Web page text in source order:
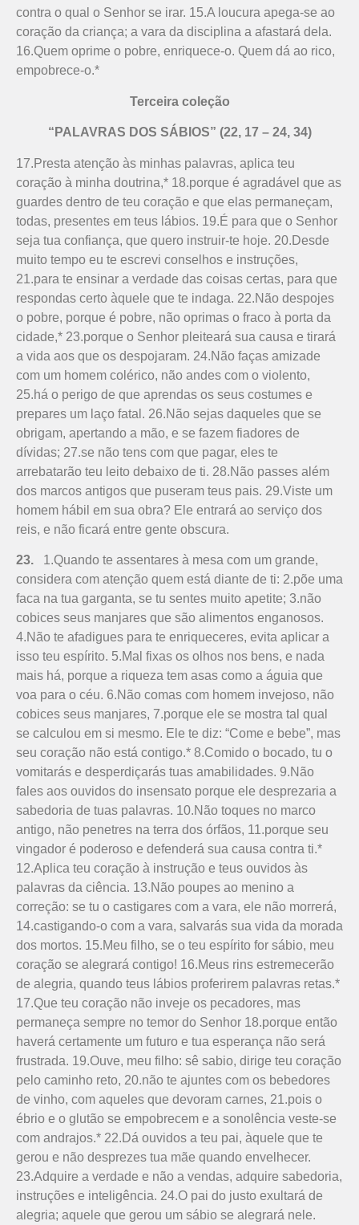
contra o qual o Senhor se irar. 15.A loucura apega-se ao
coração da criança; a vara da disciplina a afastará dela.
16.Quem oprime o pobre, enriquece-o. Quem dá ao rico,
empobrece-o.*
Terceira coleção
“PALAVRAS DOS SÁBIOS” (22, 17 – 24, 34)
17.Presta atenção às minhas palavras, aplica teu
coração à minha doutrina,* 18.porque é agradável que as
guardes dentro de teu coração e que elas permaneçam,
todas, presentes em teus lábios. 19.É para que o Senhor
seja tua confiança, que quero instruir-te hoje. 20.Desde
muito tempo eu te escrevi conselhos e instruções,
21.para te ensinar a verdade das coisas certas, para que
respondas certo àquele que te indaga. 22.Não despojes
o pobre, porque é pobre, não oprimas o fraco à porta da
cidade,* 23.porque o Senhor pleiteará sua causa e tirará
a vida aos que os despojaram. 24.Não faças amizade
com um homem colérico, não andes com o violento,
25.há o perigo de que aprendas os seus costumes e
prepares um laço fatal. 26.Não sejas daqueles que se
obrigam, apertando a mão, e se fazem fiadores de
dívidas; 27.se não tens com que pagar, eles te
arrebatarão teu leito debaixo de ti. 28.Não passes além
dos marcos antigos que puseram teus pais. 29.Viste um
homem hábil em sua obra? Ele entrará ao serviço dos
reis, e não ficará entre gente obscura.
23. 1.Quando te assentares à mesa com um grande,
considera com atenção quem está diante de ti: 2.põe uma
faca na tua garganta, se tu sentes muito apetite; 3.não
cobices seus manjares que são alimentos enganosos.
4.Não te afadigues para te enriqueceres, evita aplicar a
isso teu espírito. 5.Mal fixas os olhos nos bens, e nada
mais há, porque a riqueza tem asas como a águia que
voa para o céu. 6.Não comas com homem invejoso, não
cobices seus manjares, 7.porque ele se mostra tal qual
se calculou em si mesmo. Ele te diz: “Come e bebe”, mas
seu coração não está contigo.* 8.Comido o bocado, tu o
vomitarás e desperdiçarás tuas amabilidades. 9.Não
fales aos ouvidos do insensato porque ele desprezaria a
sabedoria de tuas palavras. 10.Não toques no marco
antigo, não penetres na terra dos órfãos, 11.porque seu
vingador é poderoso e defenderá sua causa contra ti.*
12.Aplica teu coração à instrução e teus ouvidos às
palavras da ciência. 13.Não poupes ao menino a
correção: se tu o castigares com a vara, ele não morrerá,
14.castigando-o com a vara, salvarás sua vida da morada
dos mortos. 15.Meu filho, se o teu espírito for sábio, meu
coração se alegrará contigo! 16.Meus rins estremecerão
de alegria, quando teus lábios proferirem palavras retas.*
17.Que teu coração não inveje os pecadores, mas
permaneça sempre no temor do Senhor 18.porque então
haverá certamente um futuro e tua esperança não será
frustrada. 19.Ouve, meu filho: sê sabio, dirige teu coração
pelo caminho reto, 20.não te ajuntes com os bebedores
de vinho, com aqueles que devoram carnes, 21.pois o
ébrio e o glutão se empobrecem e a sonolência veste-se
com andrajos.* 22.Dá ouvidos a teu pai, àquele que te
gerou e não desprezes tua mãe quando envelhecer.
23.Adquire a verdade e não a vendas, adquire sabedoria,
instruções e inteligência. 24.O pai do justo exultará de
alegria; aquele que gerou um sábio se alegrará nele.